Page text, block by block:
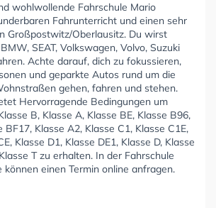
wohlwollende Fahrschule Mario
Fahrunterricht und einen sehr
Großpostwitz/Oberlausitz. Du wirst
SEAT, Volkswagen, Volvo, Suzuki
Achte darauf, dich zu fokussieren,
und geparkte Autos rund um die
gehen, fahren und stehen.
Hervorragende Bedingungen um
B, Klasse A, Klasse BE, Klasse B96,
BF17, Klasse A2, Klasse C1, Klasse C1E,
Klasse D1, Klasse DE1, Klasse D, Klasse
T zu erhalten. In der Fahrschule
können einen Termin online anfragen.